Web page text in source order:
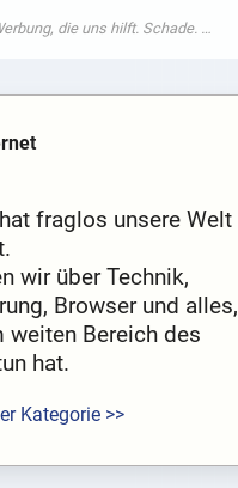
fraglos unsere Welt
wir über Technik,
Browser und alles,
Bereich des
hat.
Kategorie >>